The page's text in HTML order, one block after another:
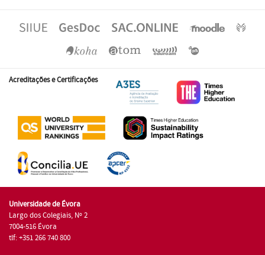
Acreditações e Certificações
Universidade de Évora
Largo dos Colegiais, Nº 2
7004-516 Évora
tlf: +351 266 740 800